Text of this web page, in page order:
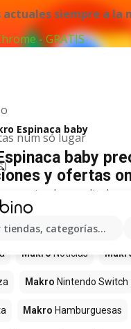
actuales siempre a la
- GRATIS
num só lugar
tiendas, categorías,
Espinaca baby
baby
y ofertas
resultados
en
Makro Noticias
Makro Nintendo Switch
Makro Hamburguesas